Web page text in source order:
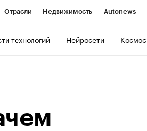
Отрасли Недвижимость Autonews
технологий Нейросети Космос